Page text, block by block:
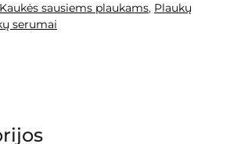
Kaukės sausiems plaukams, Plaukų
serumai